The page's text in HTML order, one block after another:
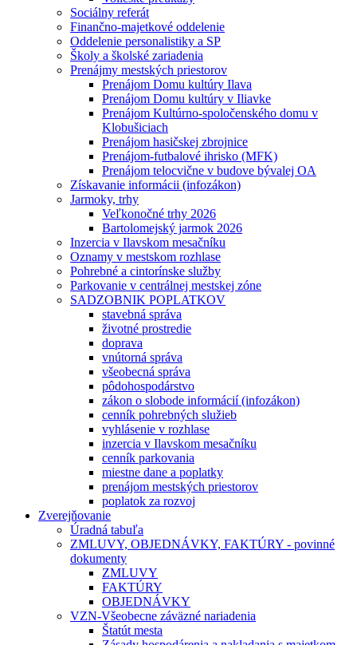
Sociálny referát
Finančno-majetkové oddelenie
Oddelenie personalistiky a SP
Školy a školské zariadenia
Prenájmy mestských priestorov
Prenájom Domu kultúry Ilava
Prenájom Domu kultúry v Iliavke
Prenájom Kultúrno-spoločenského domu v
Klobušiciach
Prenájom hasičskej zbrojnice
Prenájom-futbalové ihrisko (MFK)
Prenájom telocvične v budove bývalej OA
Získavanie informácii (infozákon)
Jarmoky, trhy
Veľkonočné trhy 2026
Bartolomejský jarmok 2026
Inzercia v Ilavskom mesačníku
Oznamy v mestskom rozhlase
Pohrebné a cintorínske služby
Parkovanie v centrálnej mestskej zóne
SADZOBNIK POPLATKOV
stavebná správa
životné prostredie
doprava
vnútorná správa
všeobecná správa
pôdohospodárstvo
zákon o slobode informácií (infozákon)
cenník pohrebných služieb
vyhlásenie v rozhlase
inzercia v Ilavskom mesačníku
cenník parkovania
miestne dane a poplatky
prenájom mestských priestorov
poplatok za rozvoj
Zverejňovanie
Úradná tabuľa
ZMLUVY, OBJEDNÁVKY, FAKTÚRY - povinné
dokumenty
ZMLUVY
FAKTÚRY
OBJEDNÁVKY
VZN-Všeobecne záväzné nariadenia
Štatút mesta